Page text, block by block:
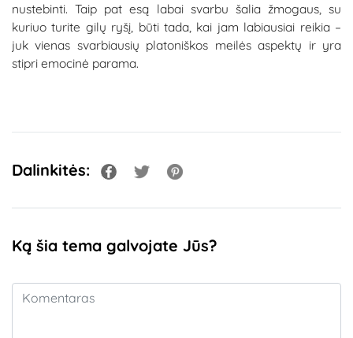
nustebinti. Taip pat esą labai svarbu šalia žmogaus, su
kuriuo turite gilų ryšį, būti tada, kai jam labiausiai reikia –
juk vienas svarbiausių platoniškos meilės aspektų ir yra
stipri emocinė parama.
Dalinkitės:
Ką šia tema galvojate Jūs?